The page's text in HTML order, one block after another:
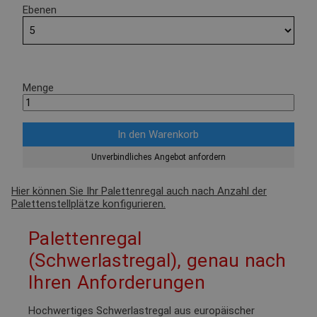
Ebenen
Menge
Unverbindliches Angebot anfordern
Hier können Sie Ihr Palettenregal auch nach Anzahl der
Palettenstellplätze konfigurieren.
Palettenregal
(Schwerlastregal), genau nach
Ihren Anforderungen
Hochwertiges Schwerlastregal aus europäischer